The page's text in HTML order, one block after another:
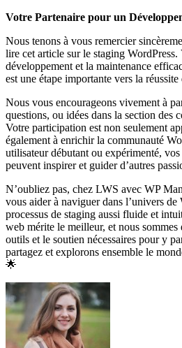
Votre Partenaire pour un
Nous tenons à vous remercier
lire cet article sur le staging
développement et la maintenance
est une étape importante vers la
Nous vous encourageons vivement à
questions, ou idées dans la section des
Votre participation est non seulement
également à enrichir la communauté
utilisateur débutant ou expérimenté,
peuvent inspirer et guider d’autres
N’oubliez pas, chez LWS avec WP
vous aider à naviguer dans l’univers de
processus de staging aussi fluide et
web mérite le meilleur, et nous
outils et le soutien nécessaires pour y
partagez et explorons ensemble le
🌟